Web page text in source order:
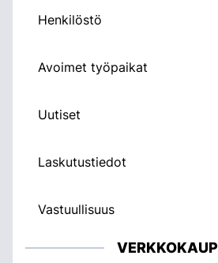
Henkilöstö
Avoimet työpaikat
Uutiset
Laskutustiedot
Vastuullisuus